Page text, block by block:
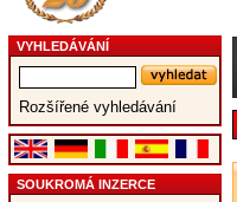
VYHLEDÁVÁNÍ
Rozšířené vyhledávání
SOUKROMÁ INZERCE